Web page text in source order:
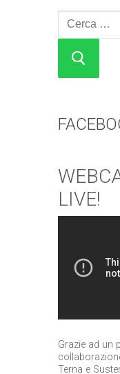
Cerca:
LIVE!
Grazie ad un
Terna e